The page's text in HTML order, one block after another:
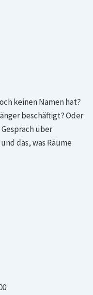
keinen Namen hat?
beschäftigt? Oder
über
das, was Räume